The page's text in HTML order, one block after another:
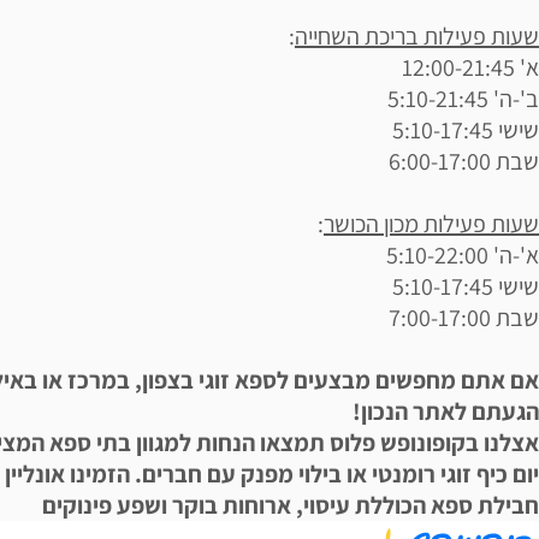
שעות פעילות בריכת השחייה:
א' 12:00-21:45
ב'-ה' 5:10-21:45
שישי 5:10-17:45
שבת 6:00-17:00
שעות פעילות מכון הכושר:
א'-ה' 5:10-22:00
שישי 5:10-17:45
שבת 7:00-17:00
אם אתם מחפשים מבצעים לספא זוגי בצפון, במרכז או
הגעתם לאתר הנכון!
אצלנו בקופונופש פלוס תמצאו הנחות למגוון בתי ספא
יום כיף זוגי רומנטי או בילוי מפנק עם חברים. הזמינו אונליין
חבילת ספא הכוללת עיסוי, ארוחות בוקר ושפע פינוקים